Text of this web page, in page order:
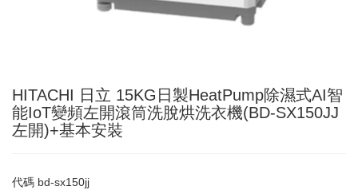
HITACHI 日立 15KG日製HeatPump除濕式AI智
能IoT變頻左開滾筒洗脫烘洗衣機(BD-SX150JJ
左開)+基本安裝
代碼 bd-sx150jj